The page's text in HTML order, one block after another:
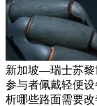
新加坡—瑞士苏黎
参与者佩戴轻便
析哪些路面需要